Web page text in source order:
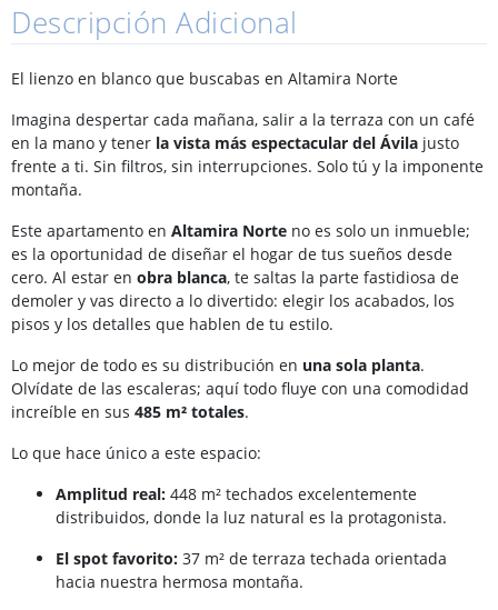
Descripción Adicional
El lienzo en blanco que buscabas en Altamira Norte
Imagina despertar cada mañana, salir a la terraza con un café
en la mano y tener la vista más espectacular del Ávila justo
frente a ti. Sin filtros, sin interrupciones. Solo tú y la imponente
montaña.
Este apartamento en Altamira Norte no es solo un inmueble;
es la oportunidad de diseñar el hogar de tus sueños desde
cero. Al estar en obra blanca, te saltas la parte fastidiosa de
demoler y vas directo a lo divertido: elegir los acabados, los
pisos y los detalles que hablen de tu estilo.
Lo mejor de todo es su distribución en una sola planta.
Olvídate de las escaleras; aquí todo fluye con una comodidad
increíble en sus 485 m² totales.
Lo que hace único a este espacio:
Amplitud real: 448 m² techados excelentemente
distribuidos, donde la luz natural es la protagonista.
El spot favorito: 37 m² de terraza techada orientada
hacia nuestra hermosa montaña.